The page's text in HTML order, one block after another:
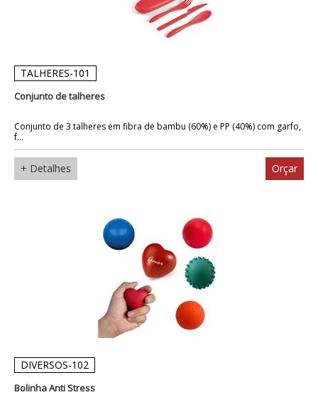
TALHERES-101
Conjunto de talheres
Conjunto de 3 talheres em fibra de bambu (60%) e PP (40%) com garfo,
f...
+ Detalhes Orçar
DIVERSOS-102
Bolinha Anti Stress